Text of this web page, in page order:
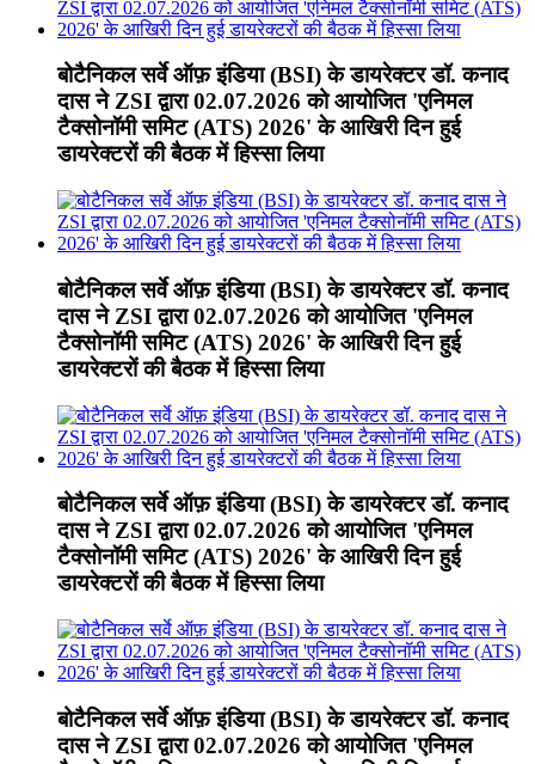
बोटैनिकल सर्वे ऑफ़ इंडिया (BSI) के डायरेक्टर डॉ. कनाद
दास ने ZSI द्वारा 02.07.2026 को आयोजित 'एनिमल
टैक्सोनॉमी समिट (ATS) 2026' के आखिरी दिन हुई
डायरेक्टरों की बैठक में हिस्सा लिया
बोटैनिकल सर्वे ऑफ़ इंडिया (BSI) के डायरेक्टर डॉ. कनाद
दास ने ZSI द्वारा 02.07.2026 को आयोजित 'एनिमल
टैक्सोनॉमी समिट (ATS) 2026' के आखिरी दिन हुई
डायरेक्टरों की बैठक में हिस्सा लिया
बोटैनिकल सर्वे ऑफ़ इंडिया (BSI) के डायरेक्टर डॉ. कनाद
दास ने ZSI द्वारा 02.07.2026 को आयोजित 'एनिमल
टैक्सोनॉमी समिट (ATS) 2026' के आखिरी दिन हुई
डायरेक्टरों की बैठक में हिस्सा लिया
बोटैनिकल सर्वे ऑफ़ इंडिया (BSI) के डायरेक्टर डॉ. कनाद
दास ने ZSI द्वारा 02.07.2026 को आयोजित 'एनिमल